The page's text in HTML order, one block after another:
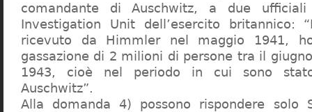
comandante di Auschwitz, a due
Investigation Unit dell’esercito britannico:
ricevuto da Himmler nel maggio 1941,
gassazione di 2 milioni di persone tra il
1943, cioè nel periodo in cui sono
Auschwitz”.
Alla domanda 4) possono rispondere solo